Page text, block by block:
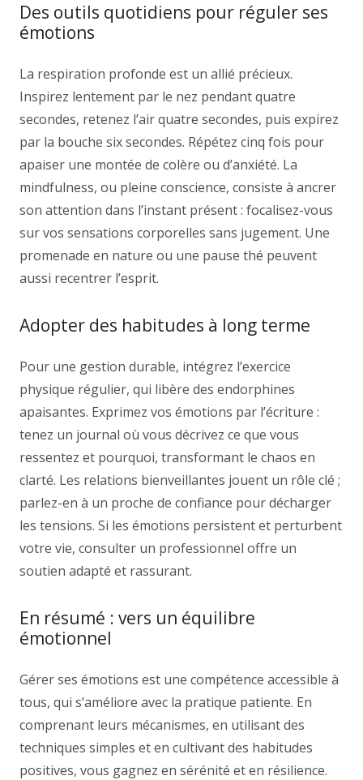
Des outils quotidiens pour réguler ses
émotions
La respiration profonde est un allié précieux.
Inspirez lentement par le nez pendant quatre
secondes, retenez l’air quatre secondes, puis expirez
par la bouche six secondes. Répétez cinq fois pour
apaiser une montée de colère ou d’anxiété. La
mindfulness, ou pleine conscience, consiste à ancrer
son attention dans l’instant présent : focalisez-vous
sur vos sensations corporelles sans jugement. Une
promenade en nature ou une pause thé peuvent
aussi recentrer l’esprit.
Adopter des habitudes à long terme
Pour une gestion durable, intégrez l’exercice
physique régulier, qui libère des endorphines
apaisantes. Exprimez vos émotions par l’écriture :
tenez un journal où vous décrivez ce que vous
ressentez et pourquoi, transformant le chaos en
clarté. Les relations bienveillantes jouent un rôle clé ;
parlez-en à un proche de confiance pour décharger
les tensions. Si les émotions persistent et perturbent
votre vie, consulter un professionnel offre un
soutien adapté et rassurant.
En résumé : vers un équilibre
émotionnel
Gérer ses émotions est une compétence accessible à
tous, qui s’améliore avec la pratique patiente. En
comprenant leurs mécanismes, en utilisant des
techniques simples et en cultivant des habitudes
positives, vous gagnez en sérénité et en résilience.